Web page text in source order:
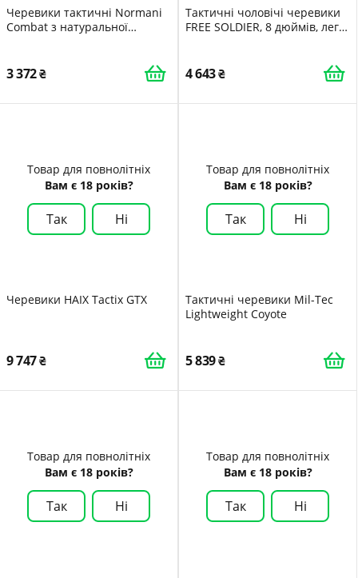
Черевики тактичні Normani
Combat з натуральної
3 372
Тактичні чоловічі черевики
FREE SOLDIER, 8 дюймів, легкі
черевики, пустельні
4 643
Товар для повнолітніх
Вам є 18 років?
Так Ні
Черевики HAIX Tactix GTX
9 747
Товар для повнолітніх
Вам є 18 років?
Так Ні
Тактичні черевики Mil-Tec
Lightweight Coyote
5 839
Товар для повнолітніх
Вам є 18 років?
Так Ні
Товар для повнолітніх
Вам є 18 років?
Так Ні